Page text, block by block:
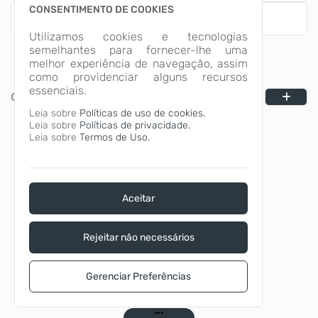
CATEGORIAS
CONSENTIMENTO DE COOKIES
Utilizamos cookies e tecnologias
semelhantes para fornecer-lhe uma
melhor experiência de navegação, assim
como providenciar alguns recursos
essenciais.
Leia sobre Políticas de uso de cookies.
Leia sobre Políticas de privacidade.
Leia sobre Termos de Uso.
Aceitar
Rejeitar não necessários
Gerenciar Preferências